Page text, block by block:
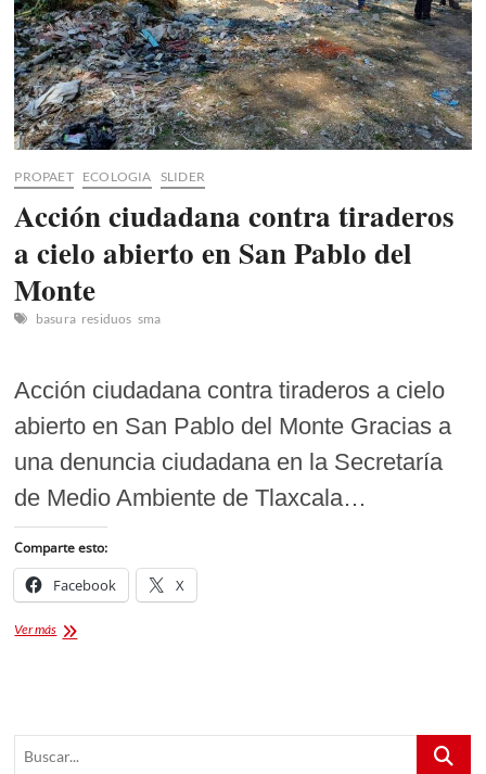
PROPAET ECOLOGIA SLIDER
Acción ciudadana contra tiraderos
a cielo abierto en San Pablo del
Monte
basura residuos sma
Acción ciudadana contra tiraderos a cielo
abierto en San Pablo del Monte Gracias a
una denuncia ciudadana en la Secretaría
de Medio Ambiente de Tlaxcala…
Comparte esto:
Facebook X
Ver másAcción
en
Buscar...